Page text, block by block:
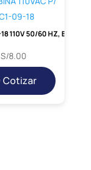
S/8.00
Cotizar